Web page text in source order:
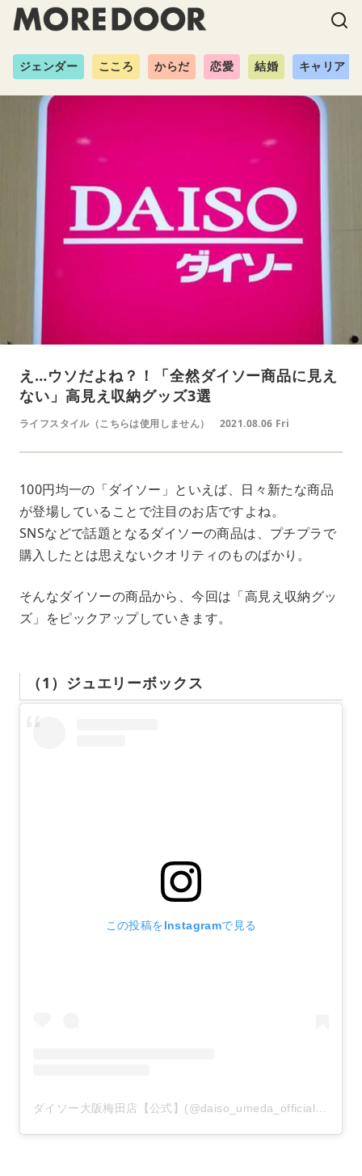
ジェンダー こころ からだ 恋愛 結婚 キャリア
え…ウソだよね？！「全然ダイソー商品に見え
ない」高見え収納グッズ3選
ライフスタイル（こちらは使用しません） 2021.08.06 Fri
100円均一の「ダイソー」といえば、日々新たな商品
が登場していることで注目のお店ですよね。
SNSなどで話題となるダイソーの商品は、プチプラで
購入したとは思えないクオリティのものばかり。
そんなダイソーの商品から、今回は「高見え収納グッ
ズ」をピックアップしていきます。
（1）ジュエリーボックス
この投稿をInstagramで見る
ダイソー大阪梅田店【公式】(@daiso_umeda_official)がシェアした投稿